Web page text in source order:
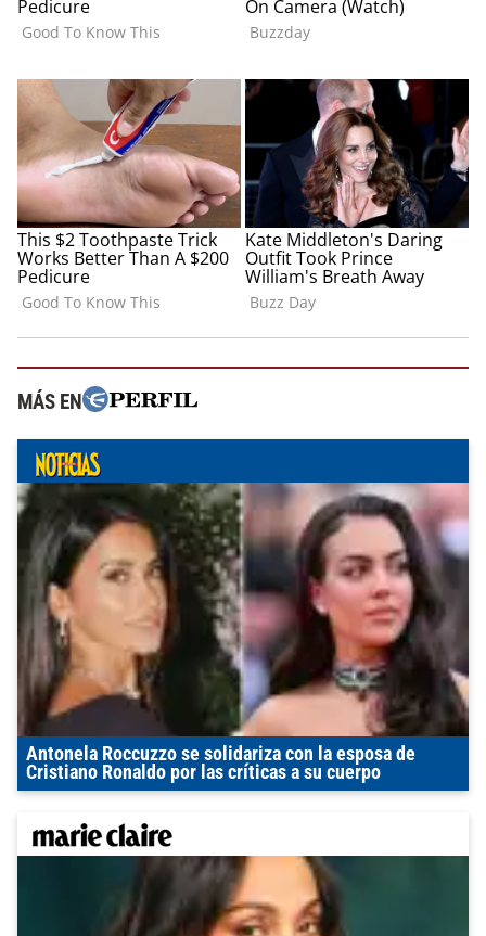
MÁS EN
Antonela Roccuzzo se solidariza con la esposa de
Cristiano Ronaldo por las críticas a su cuerpo